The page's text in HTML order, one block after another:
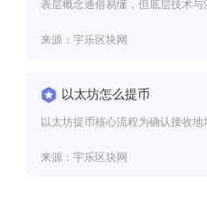
来源：宇乐区块网
以太坊怎么提币
来源：宇乐区块网